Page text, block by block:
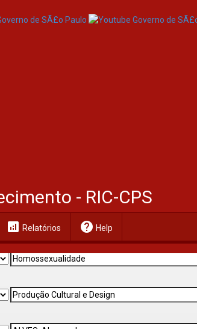
- RIC-CPS
analytics Relatórios help Help